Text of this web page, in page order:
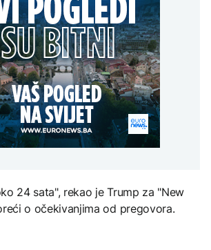
DRUŠTVO
Počela isplata penzija u
RS
Nuklearka Krško
smanjuje proizvodnju
zbog niskog vodostaja i
visokih temperatura
Save
Redovi na aerodromima i
graničnim prelazima u
EU: Koja je svrha EES
sistema ako se isključuje
čim je preopterećen?
BIZNIS
Skočile cijene nafte na
svjetskom tržištu, hoće li
se to odraziti na BiH
djece moraju platiti 942
miliona dolara
KULTURA
Rat i pijesak prijete
drevnim piramidama
Meroe u Sudanu
Rihanna radi na novom
albumu
24 sata", rekao je Trump za "New
o očekivanjima od pregovora.